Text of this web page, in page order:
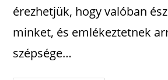
érezhetjük, hogy valóban
minket, és emlékeztetnek
szépsége…